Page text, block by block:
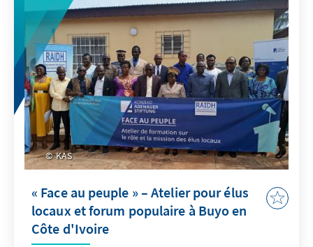
KAS
« Face au peuple » – Atelier pour élus
locaux et forum populaire à Buyo en
Côte d'Ivoire